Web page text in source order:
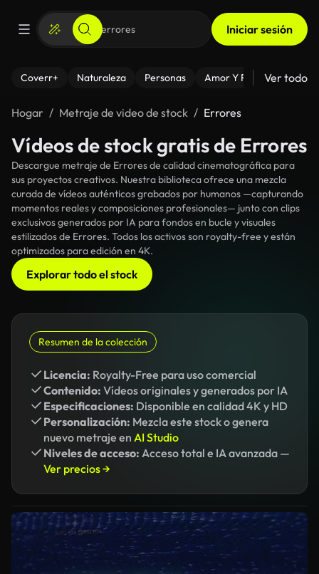
Iniciar sesión
Coverr+ Naturaleza Personas Amor Y Relaciones
Ver todo
Hogar Metraje de video de stock Errores
Vídeos de stock gratis de Errores
Descargue metraje de Errores de calidad cinematográfica para
sus proyectos creativos. Nuestra biblioteca ofrece una mezcla
curada de vídeos auténticos grabados por humanos —capturando
momentos reales y composiciones profesionales— junto con clips
exclusivos generados por IA para fondos en bucle y visuales
estilizados de Errores. Todos los activos son royalty-free y están
optimizados para edición en 4K.
Explorar todo el stock
Resumen de la colección
Licencia: Royalty-Free para uso comercial
Contenido: Vídeos originales y generados por IA
Especificaciones: Disponible en calidad 4K y HD
Personalización: Mezcla este stock o genera
nuevo metraje en AI Studio
Niveles de acceso: Acceso total e IA avanzada —
Ver precios →